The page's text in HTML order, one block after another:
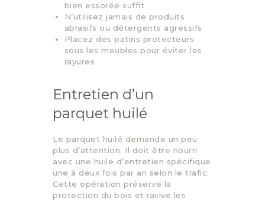
bien essorée suffit
N’utilisez jamais de produits
abrasifs ou détergents agressifs
Placez des patins protecteurs
sous les meubles pour éviter les
rayures
Entretien d’un
parquet huilé
Le parquet huilé demande un peu
plus d’attention. Il doit être nourri
avec une huile d’entretien spécifique
une à deux fois par an selon le trafic.
Cette opération préserve la
protection du bois et ravive les